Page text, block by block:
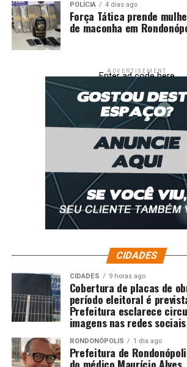
POLÍCIA 4 dias ago
Força Tática prende
de maconha em
ADVERTISEMENT
Enter ad code here
CIDADES
CIDADES 9 horas ago
Cobertura de placas de
período eleitoral é
Prefeitura esclarece
imagens nas redes sociais
RONDONÓPOLIS 1 dia ago
Prefeitura de